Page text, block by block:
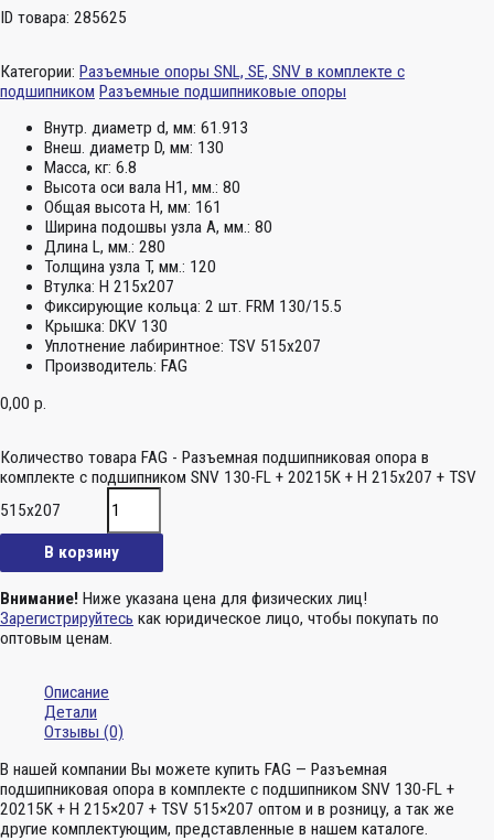
ID товара: 285625
Категории: Разъемные опоры SNL, SE, SNV в комплекте с
подшипником Разъемные подшипниковые опоры
Внутр. диаметр d, мм: 61.913
Внеш. диаметр D, мм: 130
Масса, кг: 6.8
Высота оси вала H1, мм.: 80
Общая высота H, мм: 161
Ширина подошвы узла А, мм.: 80
Длина L, мм.: 280
Толщина узла T, мм.: 120
Втулка: H 215x207
Фиксирующие кольца: 2 шт. FRM 130/15.5
Крышка: DKV 130
Уплотнение лабиринтное: TSV 515x207
Производитель: FAG
0,00 р.
Количество товара FAG - Разъемная подшипниковая опора в
комплекте с подшипником SNV 130-FL + 20215K + H 215x207 + TSV
515x207
В корзину
Внимание! Ниже указана цена для физических лиц!
Зарегистрируйтесь как юридическое лицо, чтобы покупать по
оптовым ценам.
Описание
Детали
Отзывы (0)
В нашей компании Вы можете купить FAG — Разъемная
подшипниковая опора в комплекте с подшипником SNV 130-FL +
20215K + H 215×207 + TSV 515×207 оптом и в розницу, а так же
другие комплектующим, представленные в нашем каталоге.